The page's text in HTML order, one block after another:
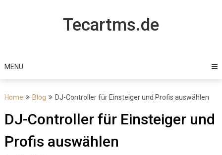
Tecartms.de
MENU
Home Blog DJ-Controller für Einsteiger und Profis auswählen
DJ-Controller für Einsteiger und
Profis auswählen